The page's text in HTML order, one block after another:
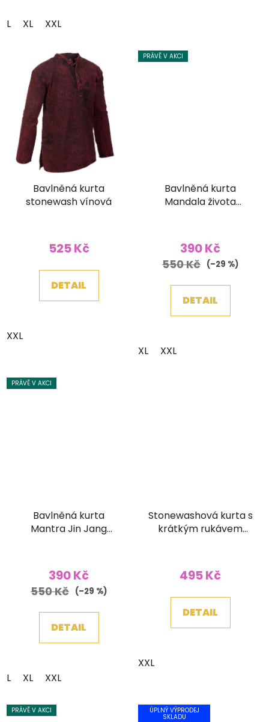
L XL XXL
Bavlněná kurta
stonewash vínová
525 Kč
DETAIL
XXL
PRÁVĚ V AKCI
Bavlněná kurta
Mandala života
390 Kč
550 Kč (–29 %)
DETAIL
XL XXL
PRÁVĚ V AKCI
Bavlněná kurta
Mantra Jin Jang
390 Kč
550 Kč (–29 %)
DETAIL
L XL XXL
Stonewashová kurta s
krátkým rukávem
495 Kč
DETAIL
XXL
PRÁVĚ V AKCI ÚPLNÝ VÝPRODEJ
SKLADU